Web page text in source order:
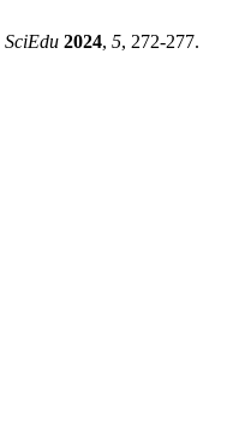
SciEdu 2024, 5, 272-277.